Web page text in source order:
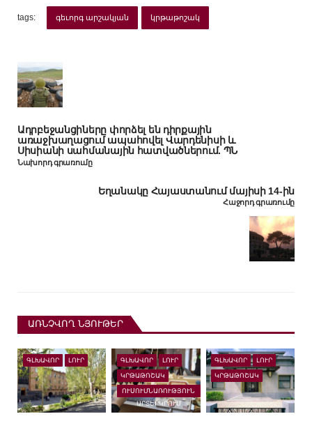
tags: գեւորգ արշակյան կրթաթոշակ
Ադրբեջանցիները փորձել են դիրքային
առաջխաղացում ապահովել Վարդենիսի և
Սիսիանի սահմանային հատվածներում. ՊՆ
Նախորդ գրառումը
Եղանակը Հայաստանում մայիսի 14-ին
Հաջորդ գրառումը
ԱՌՆՉՎՈՂ ՆՅՈՒԹԵՐ
ԳԼԽԱՎՈՐ ԼՈՒՐ ԳԼԽԱՎՈՐ ԼՈՒՐ
ԿՐԹԱԹՈՇԱԿ
ՈՒՍՈՒՄՆԱՌՈՒԹՅՈՒՆ
ԱՐՏԵՐԿՐՈՒՄ
ԳԼԽԱՎՈՐ ԼՈՒՐ
ԿՐԹԱԹՈՇԱԿ